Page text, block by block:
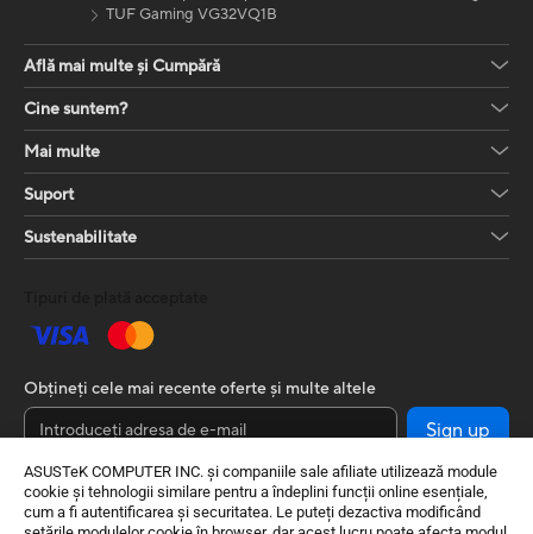
ASUSTeK COMPUTER INC. și companiile sale afiliate utilizează module
cookie și tehnologii similare pentru a îndeplini funcții online esențiale,
cum a fi autentificarea și securitatea. Le puteți dezactiva modificând
TUF Gaming VG32VQ1B
Află mai multe și Cumpără
Cine suntem?
Mai multe
Suport
Sustenabilitate
Obțineți cele mai recente oferte și multe altele
Sign up